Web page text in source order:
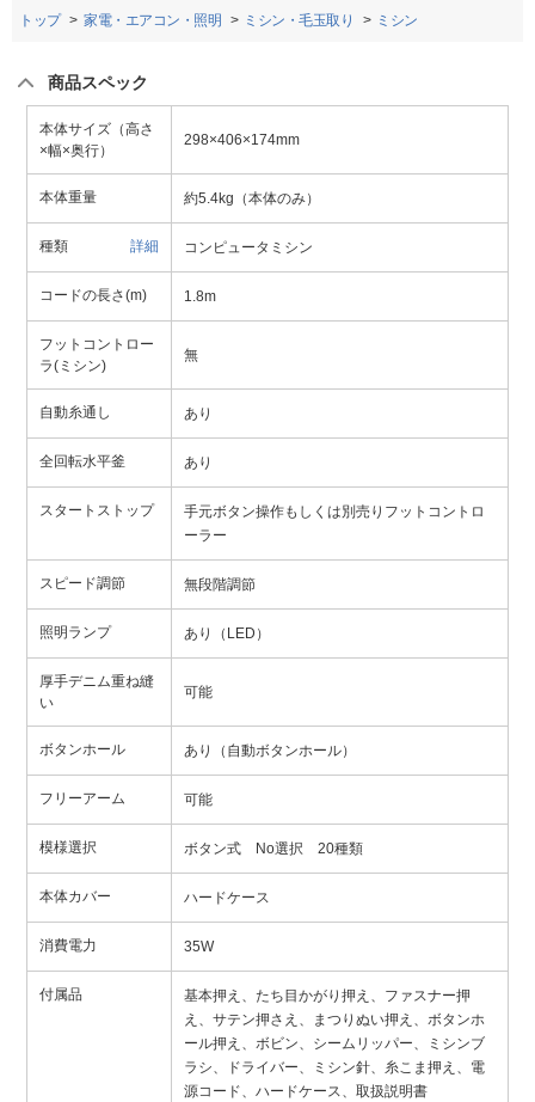
トップ 家電・エアコン・照明 ミシン・毛玉取り ミシン
商品スペック
本体サイズ（高さ
×幅×奥行）
298×406×174mm
本体重量 約5.4kg（本体のみ）
種類 詳細 コンピュータミシン
コードの長さ(m) 1.8m
フットコントロー
ラ(ミシン)
無
自動糸通し あり
全回転水平釜 あり
スタートストップ
手元ボタン操作もしくは別売りフットコントロ
ーラー
スピード調節 無段階調節
照明ランプ あり（LED）
厚手デニム重ね縫
い
可能
ボタンホール あり（自動ボタンホール）
フリーアーム 可能
模様選択 ボタン式 No選択 20種類
本体カバー ハードケース
消費電力 35W
付属品
基本押え、たち目かがり押え、ファスナー押
え、サテン押さえ、まつりぬい押え、ボタンホ
ール押え、ボビン、シームリッパー、ミシンブ
ラシ、ドライバー、ミシン針、糸こま押え、電
源コード、ハードケース、取扱説明書